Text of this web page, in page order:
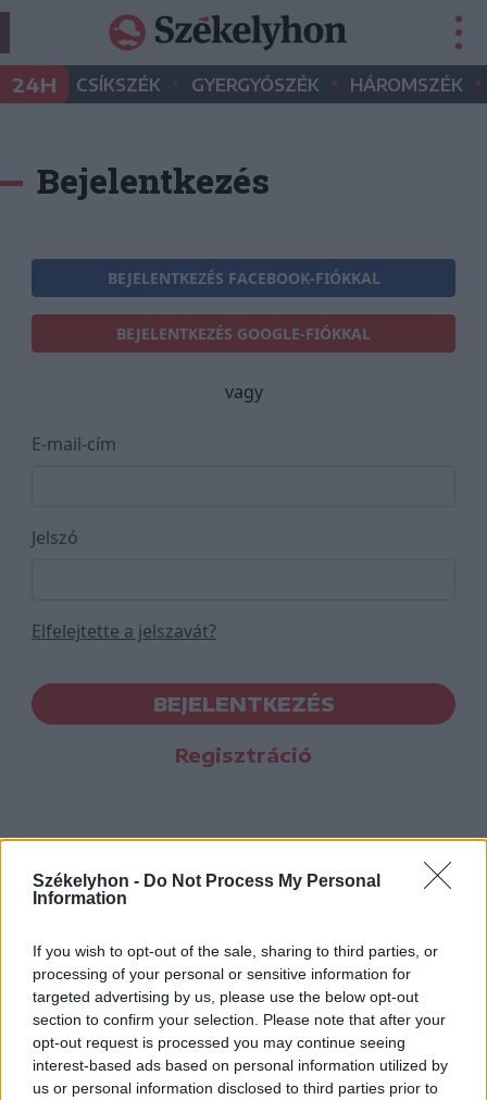
Székelyhon - Do Not Process My Personal
Information
If you wish to opt-out of the sale, sharing to third parties, or
processing of your personal or sensitive information for
targeted advertising by us, please use the below opt-out
section to confirm your selection. Please note that after your
opt-out request is processed you may continue seeing
interest-based ads based on personal information utilized by
us or personal information disclosed to third parties prior to
24H CSÍKSZÉK • GYERGYÓSZÉK • HÁROMSZÉK •
Bejelentkezés
BEJELENTKEZÉS FACEBOOK-FIÓKKAL
BEJELENTKEZÉS GOOGLE-FIÓKKAL
vagy
E-mail-cím
Jelszó
Elfelejtette a jelszavát?
BEJELENTKEZÉS
Regisztráció
Hasznos
Impresszum